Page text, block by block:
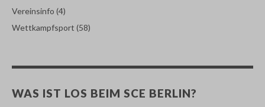
Vereinsinfo (4)
Wettkampfsport (58)
WAS IST LOS BEIM SCE BERLIN?